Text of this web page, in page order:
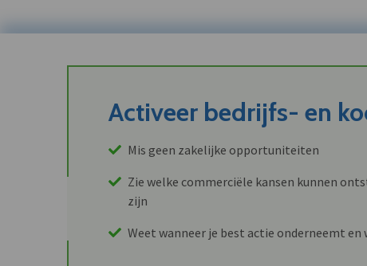
Activeer bedrijfs- en
Mis geen zakelijke opportuniteiten
Zie welke commerciële kansen kunnen
zijn
Weet wanneer je best actie onderneemt